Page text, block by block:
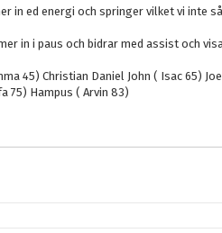
in ed energi och springer vilket vi inte
in i paus och bidrar med assist och
45) Christian Daniel John ( Isac 65)
75) Hampus ( Arvin 83)